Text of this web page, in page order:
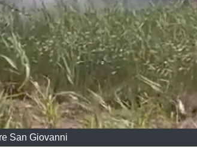
San Giovanni